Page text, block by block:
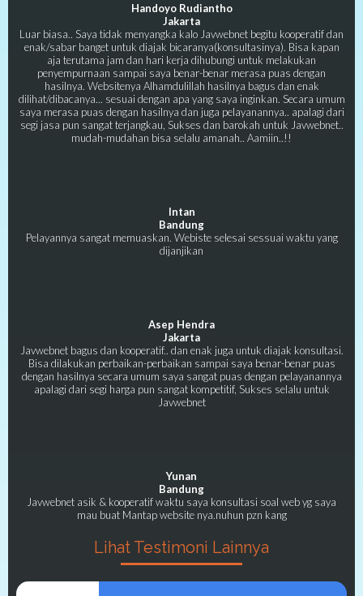
Handoyo Rudiantho
Jakarta
Luar biasa.. Saya tidak menyangka kalo Javwebnet begitu kooperatif dan
enak/sabar banget untuk diajak bicaranya(konsultasinya). Bisa kapan
aja terutama jam dan hari kerja dihubungi untuk melakukan
penyempurnaan sampai saya benar-benar merasa puas dengan
hasilnya. Websitenya Alhamdulillah hasilnya bagus dan enak
dilihat/dibacanya... sesuai dengan apa yang saya inginkan. Secara umum
saya merasa puas dengan hasilnya dan juga pelayanannya.. apalagi dari
segi jasa pun sangat terjangkau, Sukses dan barokah untuk Javwebnet..
mudah-mudahan bisa selalu amanah.. Aamiin..!!
Intan
Bandung
Pelayannya sangat memuaskan. Webiste selesai sessuai waktu yang
dijanjikan
Asep Hendra
Jakarta
Javwebnet bagus dan kooperatif.. dan enak juga untuk diajak konsultasi.
Bisa dilakukan perbaikan-perbaikan sampai saya benar-benar puas
dengan hasilnya secara umum saya sangat puas dengan pelayanannya
apalagi dari segi harga pun sangat kompetitif, Sukses selalu untuk
Javwebnet
Yunan
Bandung
Javwebnet asik & kooperatif waktu saya konsultasi soal web yg saya
mau buat Mantap website nya.nuhun pzn kang
Lihat Testimoni Lainnya